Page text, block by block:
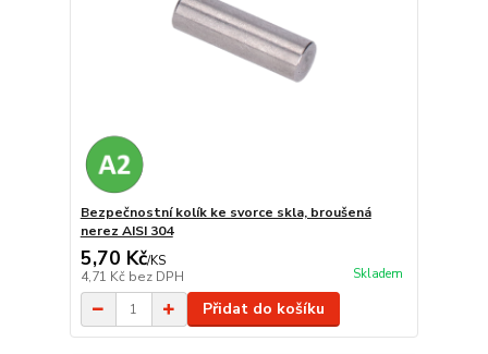
Bezpečnostní kolík ke svorce skla, broušená
nerez AISI 304
5,70 Kč/KS
4,71 Kč bez DPH Skladem
Přidat do košíku